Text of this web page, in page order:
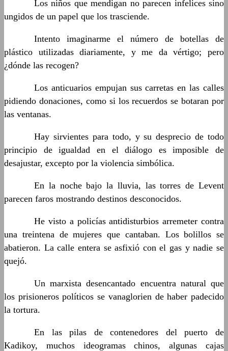
Los niños que mendigan no parecen infelices sino
ungidos de un papel que los trasciende.
Intento imaginarme el número de botellas de
plástico utilizadas diariamente, y me da vértigo; pero
¿dónde las recogen?
Los anticuarios empujan sus carretas en las calles
pidiendo donaciones, como si los recuerdos se botaran por
las ventanas.
Hay sirvientes para todo, y su desprecio de todo
principio de igualdad en el diálogo es imposible de
desajustar, excepto por la violencia simbólica.
En la noche bajo la lluvia, las torres de Levent
parecen faros mostrando destinos desconocidos.
He visto a policías antidisturbios arremeter contra
una treintena de mujeres que cantaban. Los bolillos se
abatieron. La calle entera se asfixió con el gas y nadie se
quejó.
Un marxista desencantado encuentra natural que
los prisioneros políticos se vanaglorien de haber padecido
la tortura.
En las pilas de contenedores del puerto de
Kadikoy, muchos ideogramas chinos, algunas cajas